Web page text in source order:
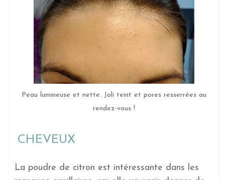
Peau lumineuse et nette. Joli teint et pores resserrées au
rendez-vous !
CHEVEUX
La poudre de citron est intéressante dans les